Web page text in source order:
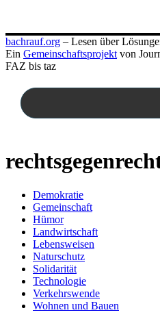
Zum
Inhalt
springen
bachrauf.org – Lesen über
Ein Gemeinschaftsprojekt von
FAZ bis taz
Demokratie
Gemeinschaft
Hümor
Landwirtschaft
Lebensweisen
Naturschutz
Solidarität
Technologie
Verkehrswende
Wohnen und Bauen